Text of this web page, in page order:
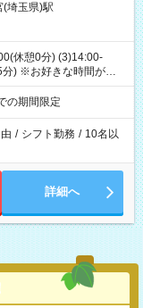
(埼玉県)駅
休憩0分) (3)14:00-
) ※お好きな時間が選べ
の期間限定
/ シフト勤務 / 10名以
詳細へ